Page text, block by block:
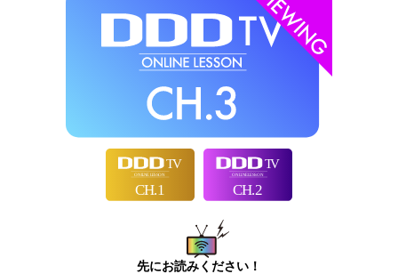
先にお読みください！